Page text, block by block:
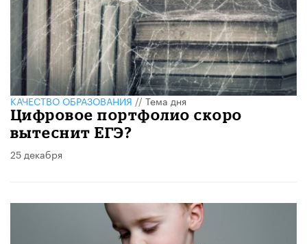
КАЧЕСТВО ОБРАЗОВАНИЯ//Тема дня
Цифровое портфолио скоро
вытеснит ЕГЭ?
25 декабря